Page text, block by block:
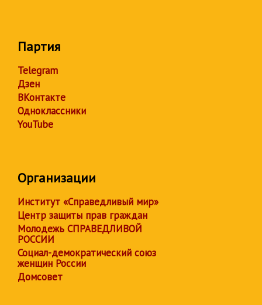
Партия
Telegram
Дзен
ВКонтакте
Одноклассники
YouTube
Организации
Институт «Справедливый мир»
Центр защиты прав граждан
Молодежь СПРАВЕДЛИВОЙ
РОССИИ
Социал-демократический союз
женщин России
Домсовет